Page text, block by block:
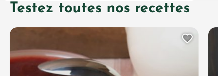
Testez toutes nos recettes